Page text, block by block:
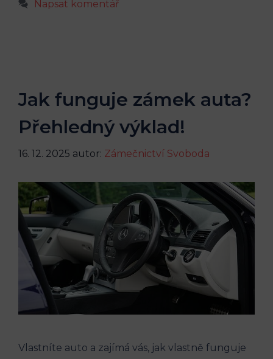
Napsat komentář
Jak funguje zámek auta?
Přehledný výklad!
16. 12. 2025 autor: Zámečnictví Svoboda
Vlastníte auto a zajímá vás, jak vlastně funguje